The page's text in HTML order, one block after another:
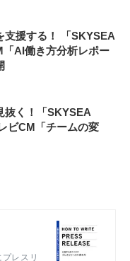
支援する！ 「SKYSEA
AI働き方分析レポー
抜く！「SKYSEA
ビCM「チームの変
レスリ